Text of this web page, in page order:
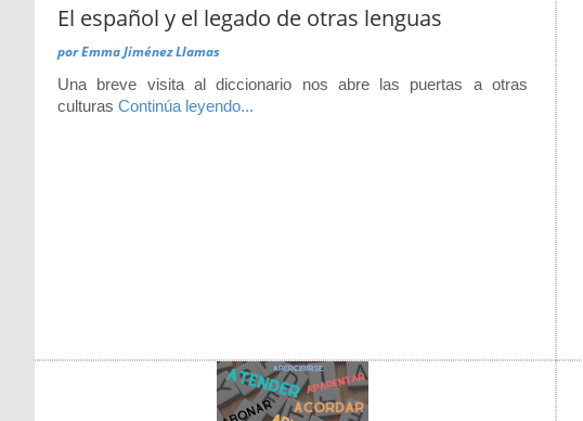
El español y el legado de otras lenguas
porEmma Jiménez Llamas
Una breve visita al diccionario nos abre las puertas a otras
culturas Continúa leyendo...